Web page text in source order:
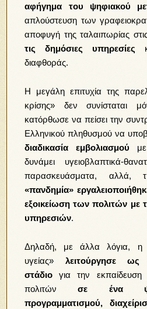
αφήγημα του ψηφιακού
απλούστευση των
αποφυγή της ταλαιπωρίας
τις δημόσιες υπηρεσίες
διαφθοράς.
Η μεγάλη επιτυχία της
κρίσης» δεν συνίσταται
κατόρθωσε να πείσει την
Ελληνικού πληθυσμού να
διαδικασία εμβολιασμού
δυνάμει υγειοβλαπτικά-
παρασκευάσματα,
αλλά,
«πανδημία»
εξοικείωση των πολιτών
υπηρεσιών.
Δηλαδή, με άλλα λόγια, η
υγείας» λειτούργησε ως
στάδιο για την
πολιτών σε ένα
προγραμματισμού,